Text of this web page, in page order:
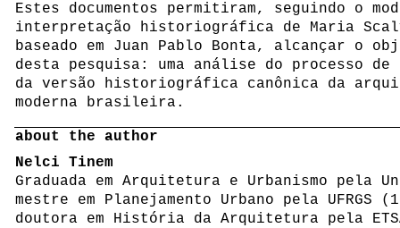
Estes documentos permitiram, seguindo o
interpretação historiográfica de Maria
baseado em Juan Pablo Bonta, alcançar o
desta pesquisa: uma análise do processo de
da versão historiográfica canônica da
moderna brasileira.
about the author
Nelci Tinem
Graduada em Arquitetura e Urbanismo pela
mestre em Planejamento Urbano pela UFRGS
doutora em História da Arquitetura pela